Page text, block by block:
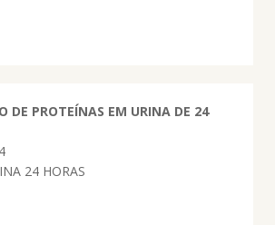
DE PROTEÍNAS EM URINA DE 24
24 HORAS